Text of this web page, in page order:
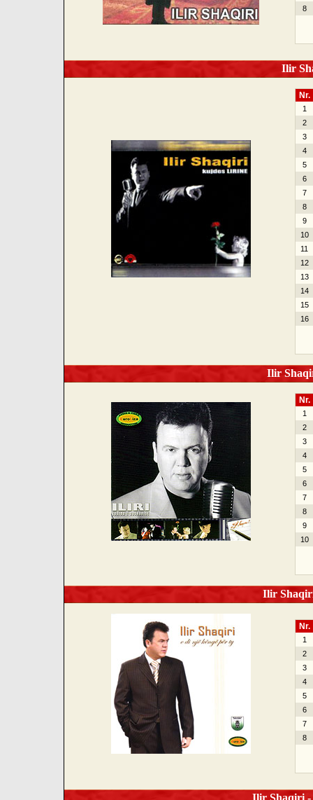
8
Ilir
Nr.
1
2
3
4
5
6
7
8
9
10
11
12
13
14
15
16
Ilir
Nr.
1
2
3
4
5
6
7
8
9
10
Ilir
Nr.
1
2
3
4
5
6
7
8
Ilir Shaqiri